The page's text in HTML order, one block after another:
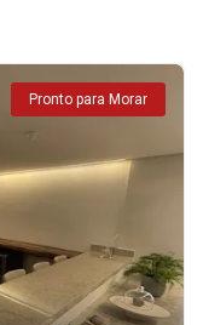
Pronto para Morar